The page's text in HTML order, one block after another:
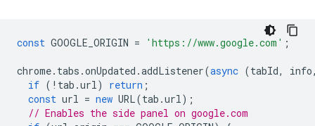
const GOOGLE_ORIGIN = 'https://www.google.com' ;
chrome. tabs .onUpdated .addListener(async (tabId, info
if ( ! tab .url) return ;
const url = new URL(tab .url);
// Enables the side panel on google.com